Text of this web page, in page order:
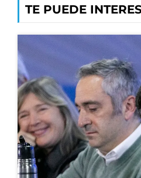
TE PUEDE